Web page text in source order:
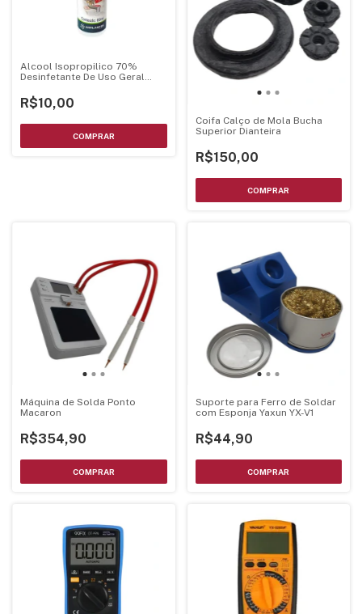
Alcool Isopropilico 70%
Desinfetante De Uso Geral
R$10,00
Coifa Calço de Mola Bucha
Superior Dianteira
R$150,00
Máquina de Solda Ponto
Macaron
R$354,90
Suporte para Ferro de Soldar
com Esponja Yaxun YX-V1
R$44,90